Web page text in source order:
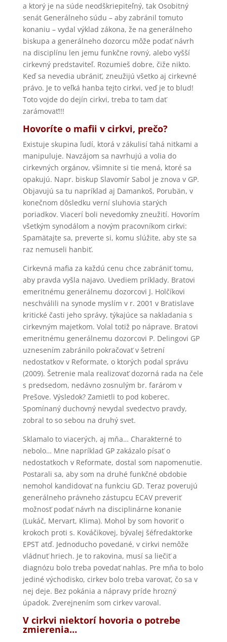
a ktorý je na súde neodškriepiteľný, tak Osobitný
senát Generálneho súdu – aby zabránil tomuto
konaniu – vydal výklad zákona, že na generálneho
biskupa a generálneho dozorcu môže podať návrh
na disciplínu len jemu funkčne rovný, alebo vyšší
cirkevný predstaviteľ. Rozumieš dobre, čiže nikto.
Keď sa nevedia ubrániť, zneužijú všetko aj cirkevné
právo. Je to veľká hanba tejto cirkvi, veď je to blud!
Toto vojde do dejín cirkvi, treba to tam dať
zarámovať!!!
Hovoríte o mafii v cirkvi, prečo?
Existuje skupina ľudí, ktorá v zákulisí ťahá nitkami a
manipuluje. Navzájom sa navrhujú a volia do
cirkevných orgánov, všimnite si tie mená, ktoré sa
opakujú. Napr. biskup Slavomír Sabol je znova v GP.
Objavujú sa tu napríklad aj Damankoš, Porubän, v
konečnom dôsledku verní sluhovia starých
poriadkov. Viacerí boli nevedomky zneužití. Hovorím
všetkým synodálom a novým pracovníkom cirkvi:
Spamätajte sa, preverte si, komu slúžite, aby ste sa
raz nemuseli hanbiť.
Cirkevná mafia za každú cenu chce zabrániť tomu,
aby pravda vyšla najavo. Uvediem príklady. Bratovi
emeritnému generálnemu dozorcovi J. Holčíkovi
neschválili na synode myslím v r. 2001 v Bratislave
kritické časti jeho správy, týkajúce sa nakladania s
cirkevným majetkom. Volal totiž po náprave. Bratovi
emeritnému generálnemu dozorcovi P. Delingovi GP
uznesením zabránilo pokračovať v šetrení
nedostatkov v Reformate, o ktorých podal správu
(2009). Šetrenie mala realizovať dozorná rada na čele
s predsedom, nedávno zosnulým br. farárom v
Prešove. Výsledok? Zamietli to pod koberec.
Spomínaný duchovný nevydal svedectvo pravdy,
zobral to so sebou na druhý svet.
Sklamalo to viacerých, aj mňa… Charakterné to
nebolo… Mne napríklad GP zakázalo písať o
nedostatkoch v Reformate, dostal som napomenutie.
Postarali sa, aby som na druhé funkčné obdobie
nemohol kandidovať na funkciu GD. Teraz poverujú
generálneho právneho zástupcu ECAV preveriť
možnosť podať návrh na disciplinárne konanie
(Lukáč, Mervart, Klima). Mohol by som hovoriť o
krokoch proti s. Kováčikovej, bývalej šéfredaktorke
EPST atď. Jednoducho povedané, v cirkvi nemôže
vládnuť hriech. Je to rakovina, musí sa liečiť a
diagnózu bolo treba povedať nahlas. Pre mňa to bolo
jediné východisko, cirkev bolo treba varovať, čo sa v
nej deje. Bez pokánia a nápravy príde hrozný
úpadok. Zverejnením som cirkev varoval.
V cirkvi niektorí hovoria o potrebe
zmierenia…